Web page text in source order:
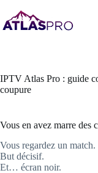
content
IPTV Atlas Pro : guide
coupure
Vous en avez marre des
Vous regardez un match.
But décisif.
Et… écran noir.